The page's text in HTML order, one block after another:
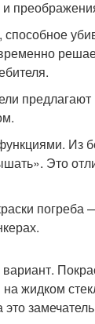
способное
Из
Это
погреба
жидком
это